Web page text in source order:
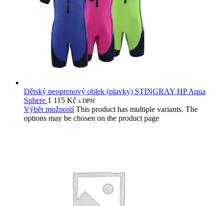
Dětský neoprenový oblek (plavky) STINGRAY HP Aqua
Sphere 1 115 Kč s DPH
Výběr možností This product has multiple variants. The
options may be chosen on the product page